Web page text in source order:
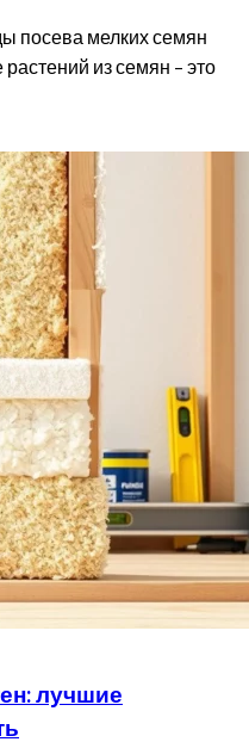
посева мелких семян
из семян – это
лучшие